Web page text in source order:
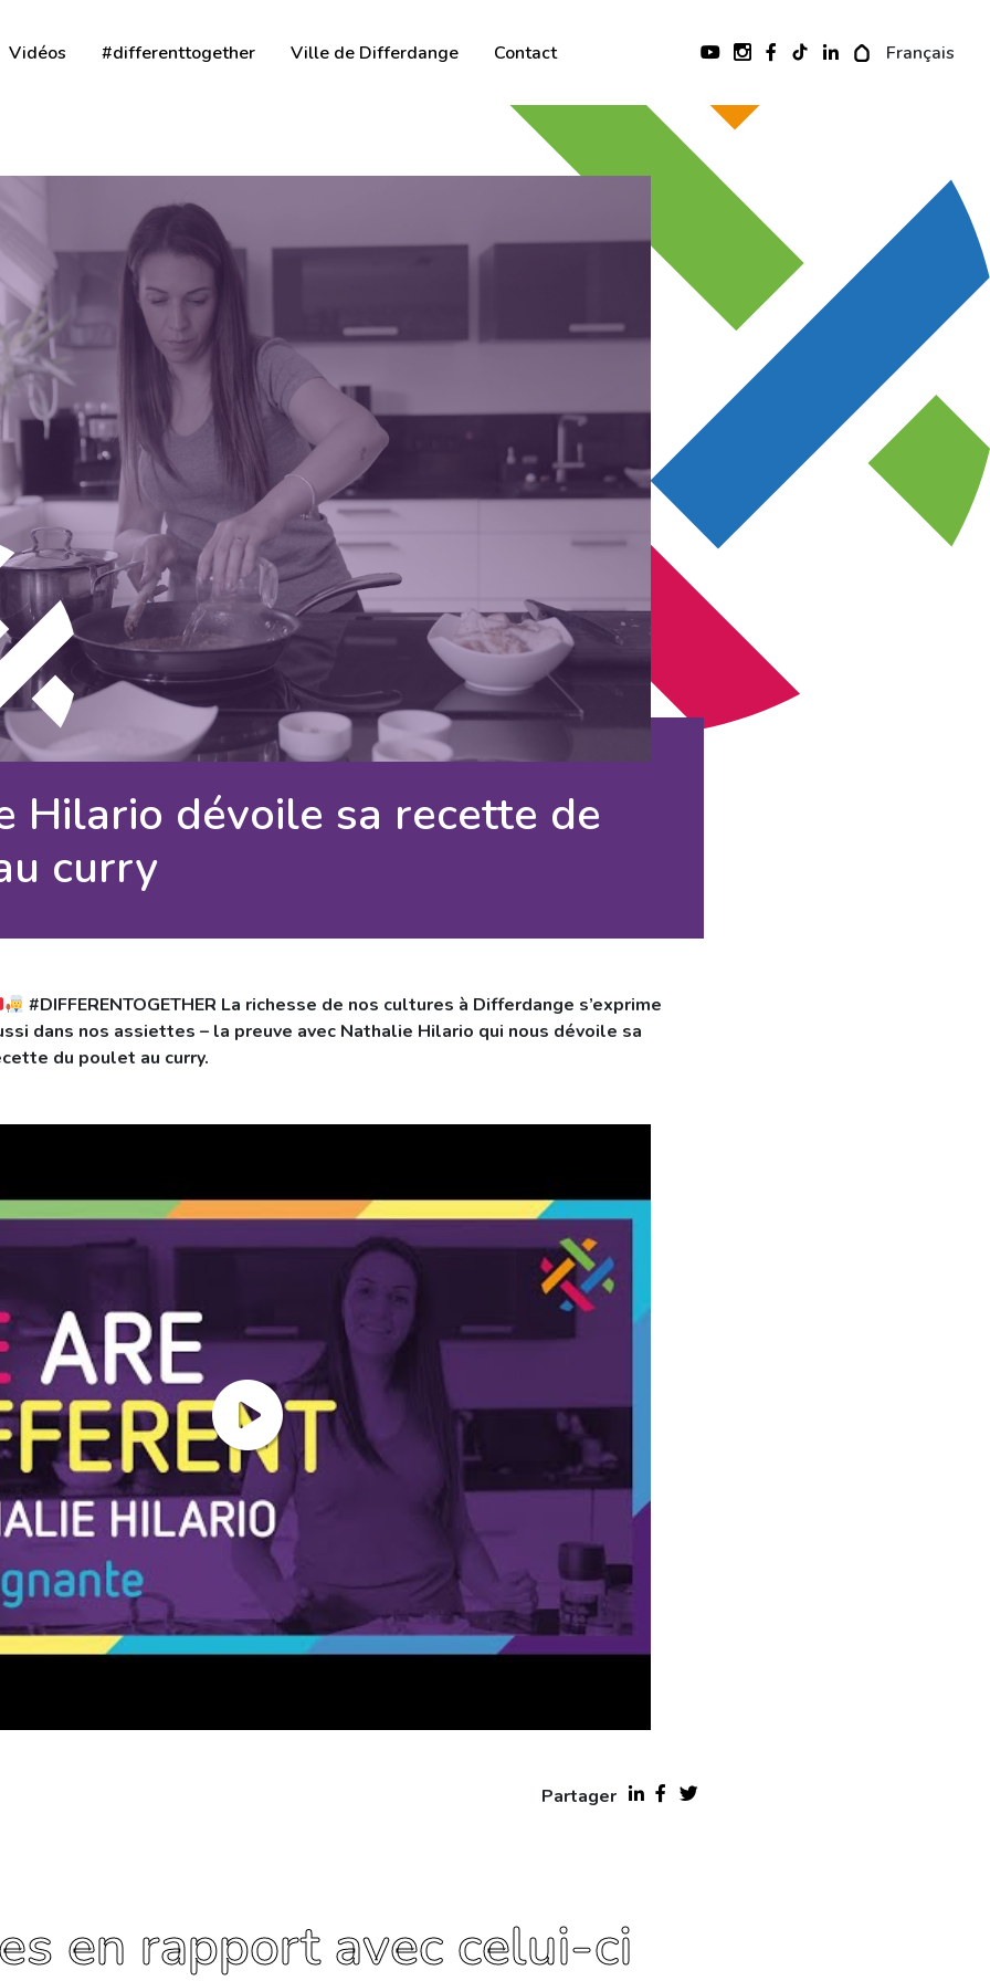
Vidéos #differenttogether Ville de Differdange Contact Français
Hilario dévoile sa recette de
curry
#DIFFERENTOGETHER La richesse de nos cultures à Differdange s’exprime
dans nos assiettes – la preuve avec Nathalie Hilario qui nous dévoile sa
du poulet au curry.
Partager
en rapport avec celui-ci